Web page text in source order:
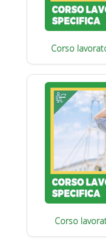
Corso
Corso